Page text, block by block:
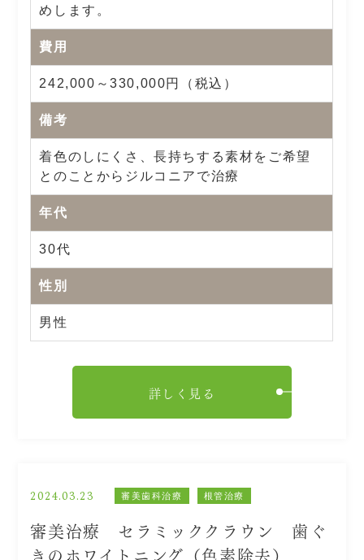
めします。
費用
242,000～330,000円（税込）
備考
着色のしにくさ、長持ちする素材をご希望
とのことからジルコニアで治療
年代
30代
性別
男性
詳しく見る
2024.03.23 審美歯科治療 根管治療
審美治療 セラミッククラウン 歯ぐ
きのホワイトニング（色素除去）